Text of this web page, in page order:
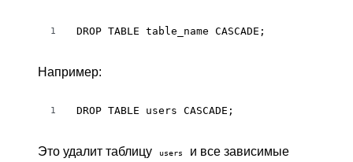
1 DROP TABLE table_name CASCADE;
Например:
1 DROP TABLE users CASCADE;
Это удалит таблицу users
и все зависимые